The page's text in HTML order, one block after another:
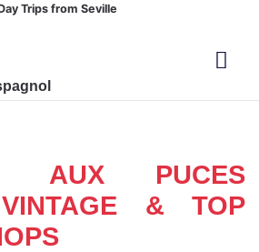
AUX PUCES
& TOP